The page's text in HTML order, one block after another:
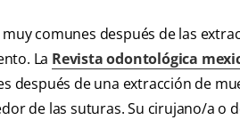
comunes después de las
La Revista odontológica
después de una extracción de
de las suturas. Su cirujano/a